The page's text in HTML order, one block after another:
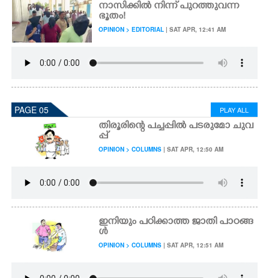
നാസിക്കിൽ നിന്ന് പുറത്തുവന്ന
ഭൂതം!
OPINION > EDITORIAL | SAT APR, 12:41 AM
PAGE 05 PLAY ALL
തിരൂരിന്റെ പച്ചപ്പിൽ പടരുമോ ചുവ
പ്പ്
OPINION > COLUMNS | SAT APR, 12:50 AM
ഇനിയും പഠിക്കാത്ത ജാതി പാഠങ്ങ
ൾ
OPINION > COLUMNS | SAT APR, 12:51 AM